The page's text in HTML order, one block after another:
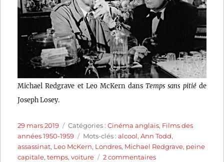
Michael Redgrave et Leo McKern dansTemps sans pitiéde
Joseph Losey.
Publié
le
29 mars 2019 Catégories
Catégories :Cinéma anglais, Films des
années 1950-1959
Étiquettes
Mots-clés :alcool,Ann Todd,
assassinat, Leo McKern, Londres, Michael Redgrave, peine
capitale,temps,voiture 2 commentairessur